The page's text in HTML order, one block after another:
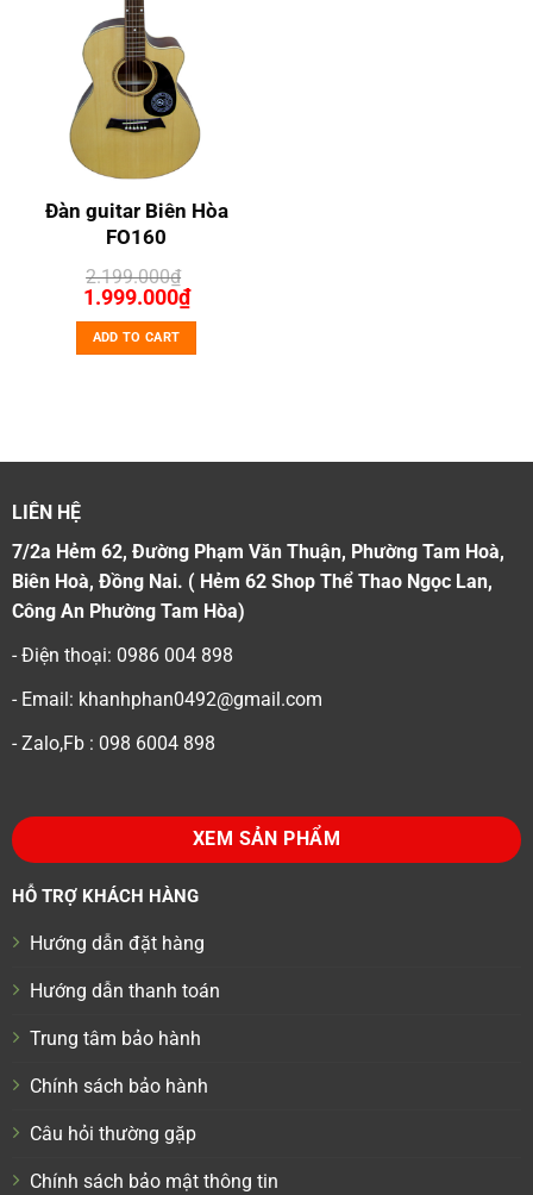
Đàn guitar Biên Hòa
FO160
2.199.000₫
Original
price
was:
2.199.000₫.
1.999.000₫Current
price
1.999.000₫.
ADD TO CART
LIÊN HỆ
7/2a Hẻm 62, Đường Phạm Văn Thuận, Phường Tam Hoà,
Biên Hoà, Đồng Nai. ( Hẻm 62 Shop Thể Thao Ngọc Lan,
Công An Phường Tam Hòa)
- Điện thoại: 0986 004 898
- Email: khanhphan0492@gmail.com
- Zalo,Fb : 098 6004 898
XEM SẢN PHẨM
HỖ TRỢ KHÁCH HÀNG
Hướng dẫn đặt hàng
Hướng dẫn thanh toán
Trung tâm bảo hành
Chính sách bảo hành
Câu hỏi thường gặp
Chính sách bảo mật thông tin